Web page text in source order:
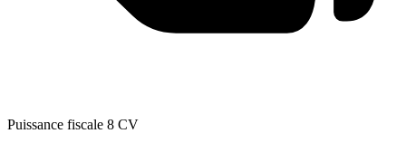
Puissance fiscale 8 CV